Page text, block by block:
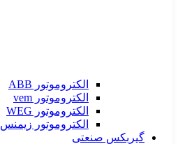
الکتروموتور ABB
الکتروموتور vem
الکتروموتور WEG
الکتروموتور زیمنس
گیربکس صنعتی